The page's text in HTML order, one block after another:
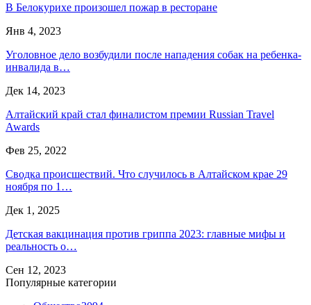
В Белокурихе произошел пожар в ресторане
Янв 4, 2023
Уголовное дело возбудили после нападения собак на ребенка-
инвалида в…
Дек 14, 2023
Алтайский край стал финалистом премии Russian Travel
Awards
Фев 25, 2022
Сводка происшествий. Что случилось в Алтайском крае 29
ноября по 1…
Дек 1, 2025
Детская вакцинация против гриппа 2023: главные мифы и
реальность о…
Сен 12, 2023
Популярные категории